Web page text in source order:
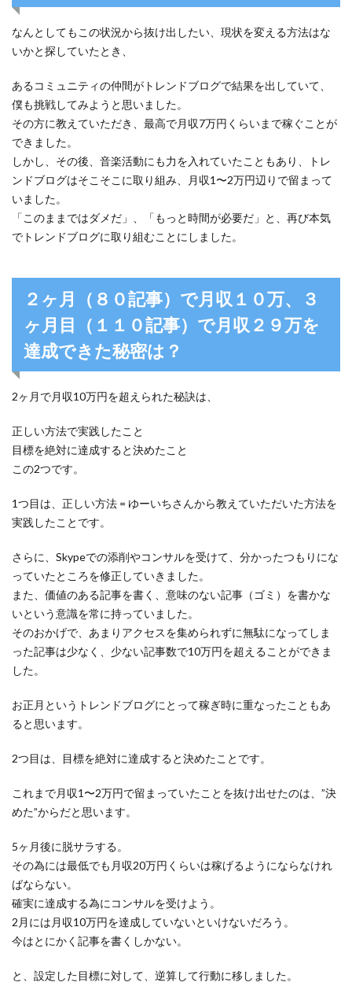
なんとしてもこの状況から抜け出したい、現状を変える方法はな
いかと探していたとき、
あるコミュニティの仲間がトレンドブログで結果を出していて、
僕も挑戦してみようと思いました。
その方に教えていただき、最高で月収7万円くらいまで稼ぐことが
できました。
しかし、その後、音楽活動にも力を入れていたこともあり、トレ
ンドブログはそこそこに取り組み、月収1〜2万円辺りで留まって
いました。
「このままではダメだ」、「もっと時間が必要だ」と、再び本気
でトレンドブログに取り組むことにしました。
２ヶ月（８０記事）で月収１０万、３
ヶ月目（１１０記事）で月収２９万を
達成できた秘密は？
2ヶ月で月収10万円を超えられた秘訣は、
正しい方法で実践したこと
目標を絶対に達成すると決めたこと
この2つです。
1つ目は、正しい方法 = ゆーいちさんから教えていただいた方法を
実践したことです。
さらに、Skypeでの添削やコンサルを受けて、分かったつもりにな
っていたところを修正していきました。
また、価値のある記事を書く、意味のない記事（ゴミ）を書かな
いという意識を常に持っていました。
そのおかげで、あまりアクセスを集められずに無駄になってしま
った記事は少なく、少ない記事数で10万円を超えることができま
した。
お正月というトレンドブログにとって稼ぎ時に重なったこともあ
ると思います。
2つ目は、目標を絶対に達成すると決めたことです。
これまで月収1〜2万円で留まっていたことを抜け出せたのは、”決
めた”からだと思います。
5ヶ月後に脱サラする。
その為には最低でも月収20万円くらいは稼げるようにならなけれ
ばならない。
確実に達成する為にコンサルを受けよう。
2月には月収10万円を達成していないといけないだろう。
今はとにかく記事を書くしかない。
と、設定した目標に対して、逆算して行動に移しました。